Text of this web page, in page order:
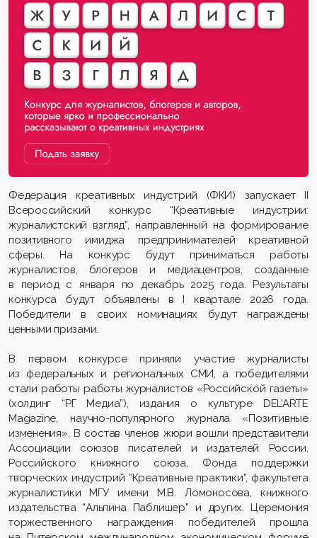
Федерация креативных индустрий (ФКИ) запускает II
Всероссийский конкурс “Креативные индустрии:
журналистский взгляд”, направленный на формирование
позитивного имиджа предпринимателей креативной
сферы. На конкурс будут приниматься работы
журналистов, блогеров и медиацентров, созданные
в период с января по декабрь 2025 года. Результаты
конкурса будут объявлены в I квартале 2026 года.
Победители в своих номинациях будут награждены
ценными призами.
В первом конкурсе приняли участие журналисты
из федеральных и региональных СМИ, а победителями
стали работы работы журналистов «Российской газеты»
(холдинг “РГ Медиа”), издания о культуре DEL’ARTE
Magazine, научно-популярного журнала «Позитивные
изменения». В состав членов жюри вошли представители
Ассоциации союзов писателей и издателей России,
Российского книжного союза, Фонда поддержки
творческих индустрий “Креативные практики”, факультета
журналистики МГУ имени М.В. Ломоносова, книжного
издательства “Альпина Паблишер” и других. Церемония
торжественного награждения победителей прошла